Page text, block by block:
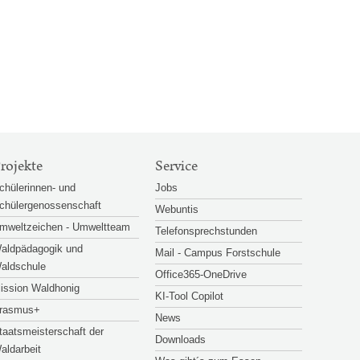
und
- Umweltteam
und
Waldhonig
der
Service
Jobs
Webuntis
Telefonsprechstunden
Mail - Campus Forstschule
Office365-OneDrive
KI-Tool Copilot
News
Downloads